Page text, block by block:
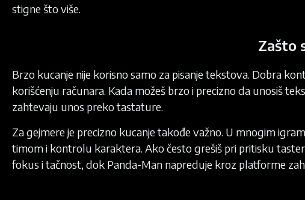
stigne što više.
Zašto
Brzo kucanje nije korisno samo za pisanje tekstova. Dobra
korišćenju računara. Kada možeš brzo i precizno da unosiš
zahtevaju unos preko tastature.
Za gejmere je precizno kucanje takođe važno. U mnogim
timom i kontrolu karaktera. Ako često grešiš pri pritisku
fokus i tačnost, dok Panda-Man napreduje kroz platforme